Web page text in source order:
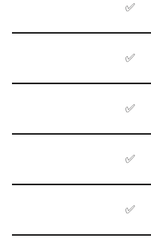
✅
✅
✅
✅
✅